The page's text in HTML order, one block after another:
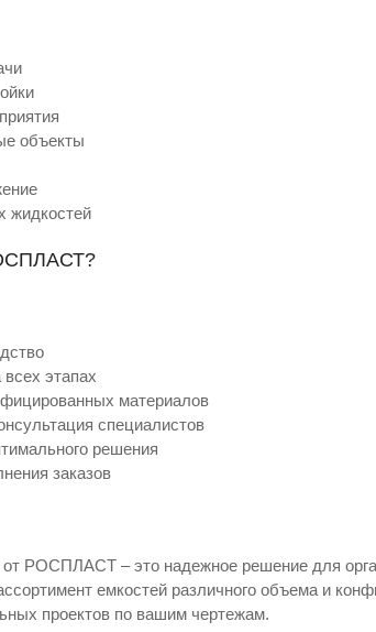
объекты
жидкостей
этапах
материалов
специалистов
решения
заказов
РОСПЛАСТ – это надежное решение для
емкостей различного объема и
проектов по вашим чертежам.